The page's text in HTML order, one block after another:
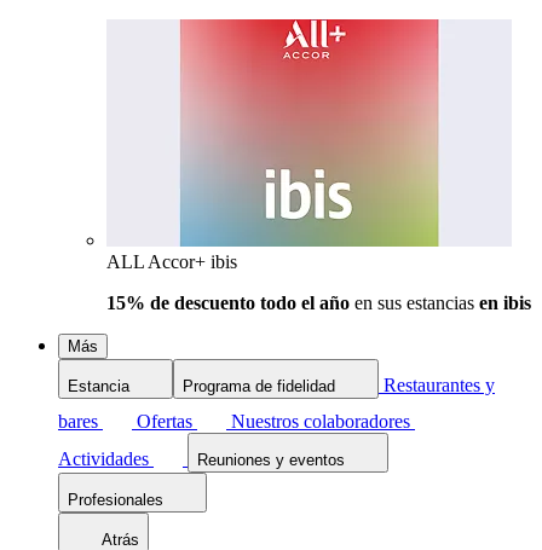
ALL Accor+ ibis
15% de descuento todo el año en sus estancias en ibis
Más
Estancia Programa de fidelidad
Restaurantes y
bares
Ofertas
Nuestros colaboradores
Actividades
Reuniones y eventos
Profesionales
Atrás